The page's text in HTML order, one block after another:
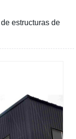
estructuras de